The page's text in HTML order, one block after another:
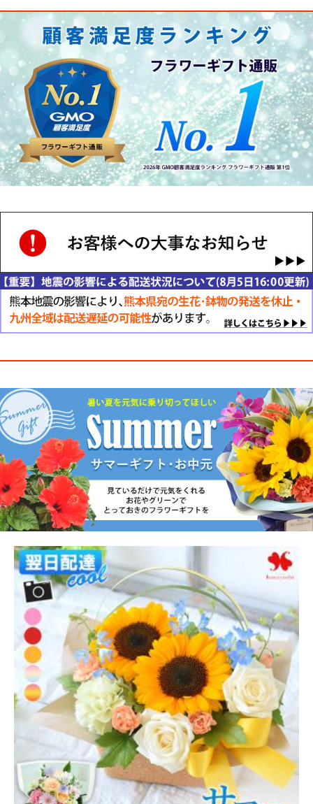
[冷蔵便]でお届け 花 アレンジメント プレゼント 季節の
おまかせ 生花 アレンジ スタンダード バルーン フラワー
アレンジ お祝い 誕生日
4,710円 （税込）
送料無
料
47P (1.0%)
[冷蔵便] サマーギフト ロ [冷蔵便] サマーギフト ス